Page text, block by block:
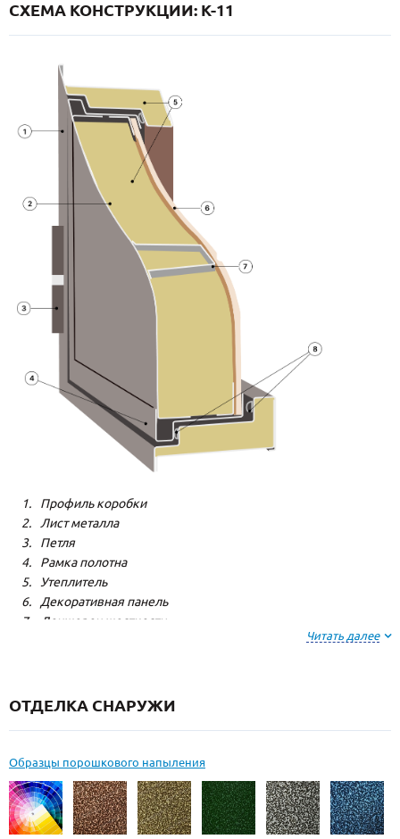
СХЕМА КОНСТРУКЦИИ: K-11
Профиль коробки
Лист металла
Петля
Рамка полотна
Утеплитель
Декоративная панель
Лонжерон жесткости
Читать далее
ОТДЕЛКА СНАРУЖИ
Образцы порошкового напыления